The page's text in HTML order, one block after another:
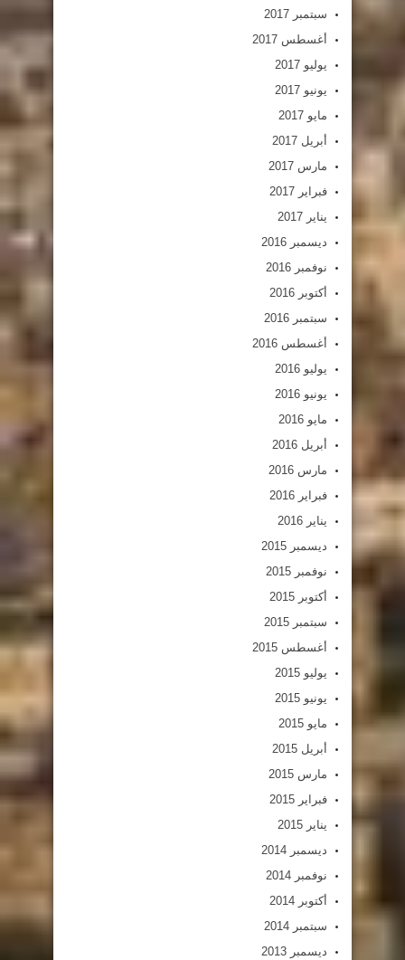
سبتمبر 2017
أغسطس 2017
يوليو 2017
يونيو 2017
مايو 2017
أبريل 2017
مارس 2017
فبراير 2017
يناير 2017
ديسمبر 2016
نوفمبر 2016
أكتوبر 2016
سبتمبر 2016
أغسطس 2016
يوليو 2016
يونيو 2016
مايو 2016
أبريل 2016
مارس 2016
فبراير 2016
يناير 2016
ديسمبر 2015
نوفمبر 2015
أكتوبر 2015
سبتمبر 2015
أغسطس 2015
يوليو 2015
يونيو 2015
مايو 2015
أبريل 2015
مارس 2015
فبراير 2015
يناير 2015
ديسمبر 2014
نوفمبر 2014
أكتوبر 2014
سبتمبر 2014
ديسمبر 2013